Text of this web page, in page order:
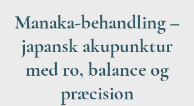
Manaka-behandling –
japansk akupunktur
med ro, balance og
præcision